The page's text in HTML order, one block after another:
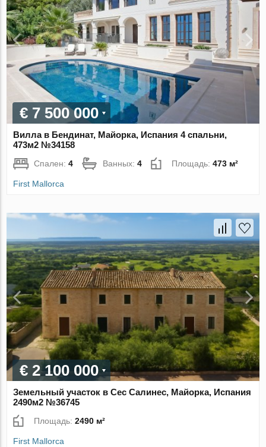
€ 7 500 000
Вилла в Бендинат, Майорка, Испания 4 спальни,
473м2 №34158
Спален:4 Ванных:4 Площадь:473 м²
First Mallorca
€ 2 100 000
Земельный участок в Сес Салинес, Майорка, Испания
2490м2 №36745
Площадь:2490 м²
First Mallorca